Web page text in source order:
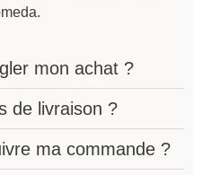
mon achat ?
de livraison ?
ma commande ?